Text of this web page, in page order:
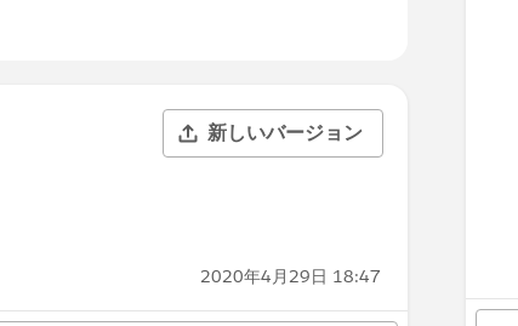
新しいバージョン
2020年4月29日 18:47